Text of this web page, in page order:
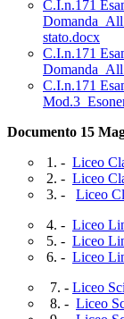
C.I.n.171
stato.docx
C.I.n.171
C.I.n.171
Documento 15
1. - Liceo
2. - Liceo
3. - Liceo
4. - Liceo
5. - Liceo
6. - Liceo
7. - Liceo
8. - Liceo